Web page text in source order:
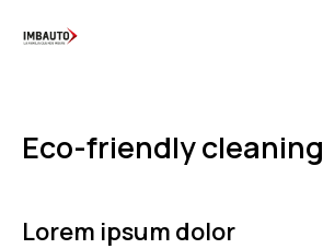
Eco-friendly cleaning
Lorem ipsum dolor